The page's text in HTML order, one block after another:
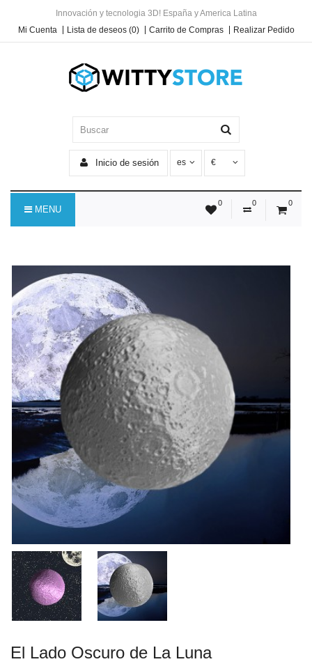
Innovación y tecnologia 3D! España y America Latina
Mi Cuenta
Lista de deseos (0) Carrito de Compras Realizar Pedido
Inicio de sesión es €
0 0 0
MENU
El Lado Oscuro de La Luna